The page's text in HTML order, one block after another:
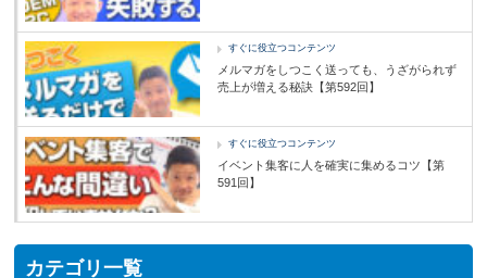
すぐに役立つコンテンツ
メルマガをしつこく送っても、うざがられず
売上が増える秘訣【第592回】
すぐに役立つコンテンツ
イベント集客に人を確実に集めるコツ【第
591回】
カテゴリ一覧